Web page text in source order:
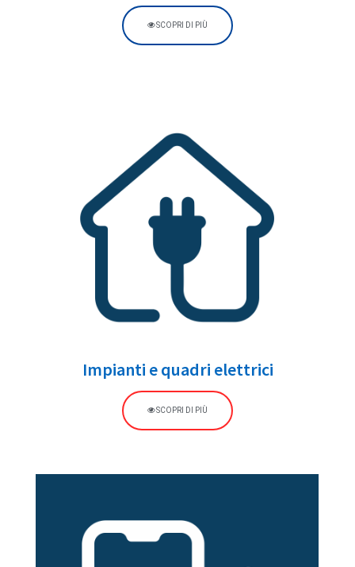
SCOPRI DI PIÙ
Impianti e quadri elettrici
SCOPRI DI PIÙ